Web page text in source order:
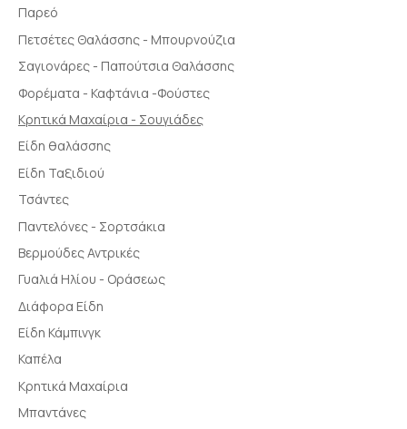
Παρεό
Πετσέτες Θαλάσσης - Μπουρνούζια
Σαγιονάρες - Παπούτσια Θαλάσσης
Φορέματα - Καφτάνια -Φούστες
Κρητικά Μαχαίρια - Σουγιάδες
Είδη θαλάσσης
Είδη Ταξιδιού
Τσάντες
Παντελόνες - Σορτσάκια
Βερμούδες Αντρικές
Γυαλιά Ηλίου - Οράσεως
Διάφορα Είδη
Είδη Κάμπινγκ
Καπέλα
Κρητικά Μαχαίρια
Μπαντάνες